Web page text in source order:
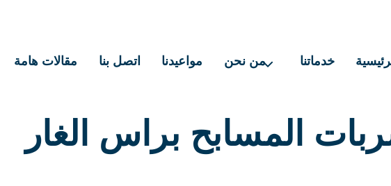
خدماتنا من نحن مواعيدنا اتصل بنا مقالات هامة
المسابح براس الغار